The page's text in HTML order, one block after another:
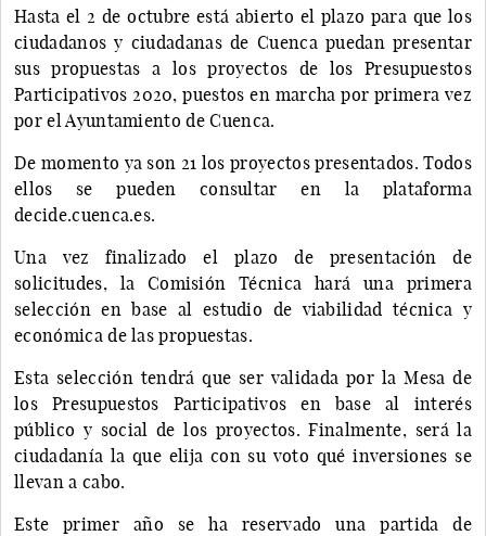
Hasta el 2 de octubre está abierto el plazo para que los
ciudadanos y ciudadanas de Cuenca puedan presentar
sus propuestas a los proyectos de los Presupuestos
Participativos 2020, puestos en marcha por primera vez
por el Ayuntamiento de Cuenca.
De momento ya son 21 los proyectos presentados. Todos
ellos se pueden consultar en la plataforma
decide.cuenca.es.
Una vez finalizado el plazo de presentación de
solicitudes, la Comisión Técnica hará una primera
selección en base al estudio de viabilidad técnica y
económica de las propuestas.
Esta selección tendrá que ser validada por la Mesa de
los Presupuestos Participativos en base al interés
público y social de los proyectos. Finalmente, será la
ciudadanía la que elija con su voto qué inversiones se
llevan a cabo.
Este primer año se ha reservado una partida de